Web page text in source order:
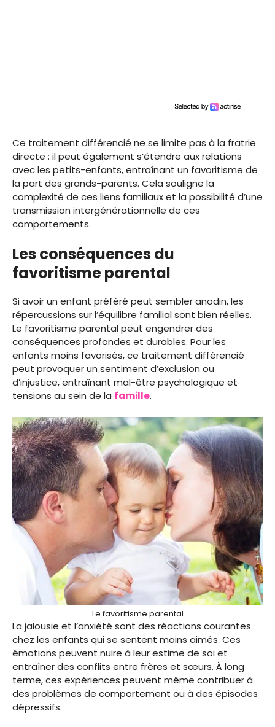
Ce traitement différencié ne se limite pas à la fratrie
directe : il peut également s’étendre aux relations
avec les petits-enfants, entraînant un favoritisme de
la part des grands-parents. Cela souligne la
complexité de ces liens familiaux et la possibilité d’une
transmission intergénérationnelle de ces
comportements.
Les conséquences du
favoritisme parental
Si avoir un enfant préféré peut sembler anodin, les
répercussions sur l’équilibre familial sont bien réelles.
Le favoritisme parental peut engendrer des
conséquences profondes et durables. Pour les
enfants moins favorisés, ce traitement différencié
peut provoquer un sentiment d’exclusion ou
d’injustice, entraînant mal-être psychologique et
tensions au sein de la famille.
Le favoritisme parental
La jalousie et l’anxiété sont des réactions courantes
chez les enfants qui se sentent moins aimés. Ces
émotions peuvent nuire à leur estime de soi et
entraîner des conflits entre frères et sœurs. À long
terme, ces expériences peuvent même contribuer à
des problèmes de comportement ou à des épisodes
dépressifs.